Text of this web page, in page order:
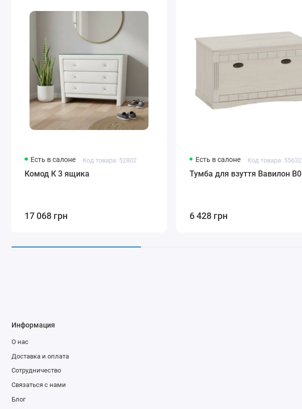
Есть в салоне Код товара: 52802
Комод К 3 ящика
17 068 грн
Есть в салоне Код товара: 55632
Тумба для взуття Вавилон
6 428 грн
Информация
О нас
Доставка и оплата
Сотрудничество
Связаться с нами
Блог